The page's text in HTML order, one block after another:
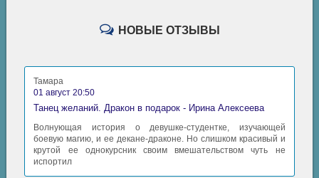
НОВЫЕ ОТЗЫВЫ
Тамара
01 август 20:50
Танец желаний. Дракон в подарок - Ирина Алексеева
Волнующая история о девушке-студентке, изучающей
боевую магию, и ее декане-драконе. Но слишком красивый и
крутой ее однокурсник своим вмешательством чуть не
испортил